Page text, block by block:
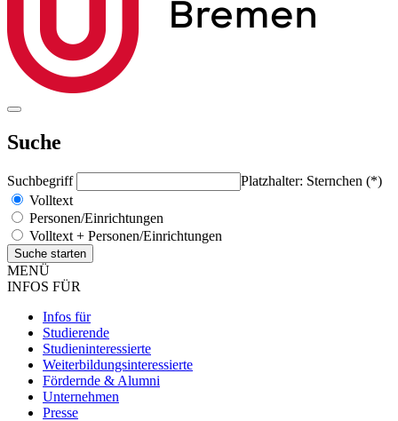
Suche
Suchbegriff
Platzhalter: Sternchen (*)
Volltext
Personen/Einrichtungen
Volltext + Personen/Einrichtungen
MENÜ
INFOS FÜR
Infos für
Studierende
Studieninteressierte
Weiterbildungsinteressierte
Fördernde & Alumni
Unternehmen
Presse